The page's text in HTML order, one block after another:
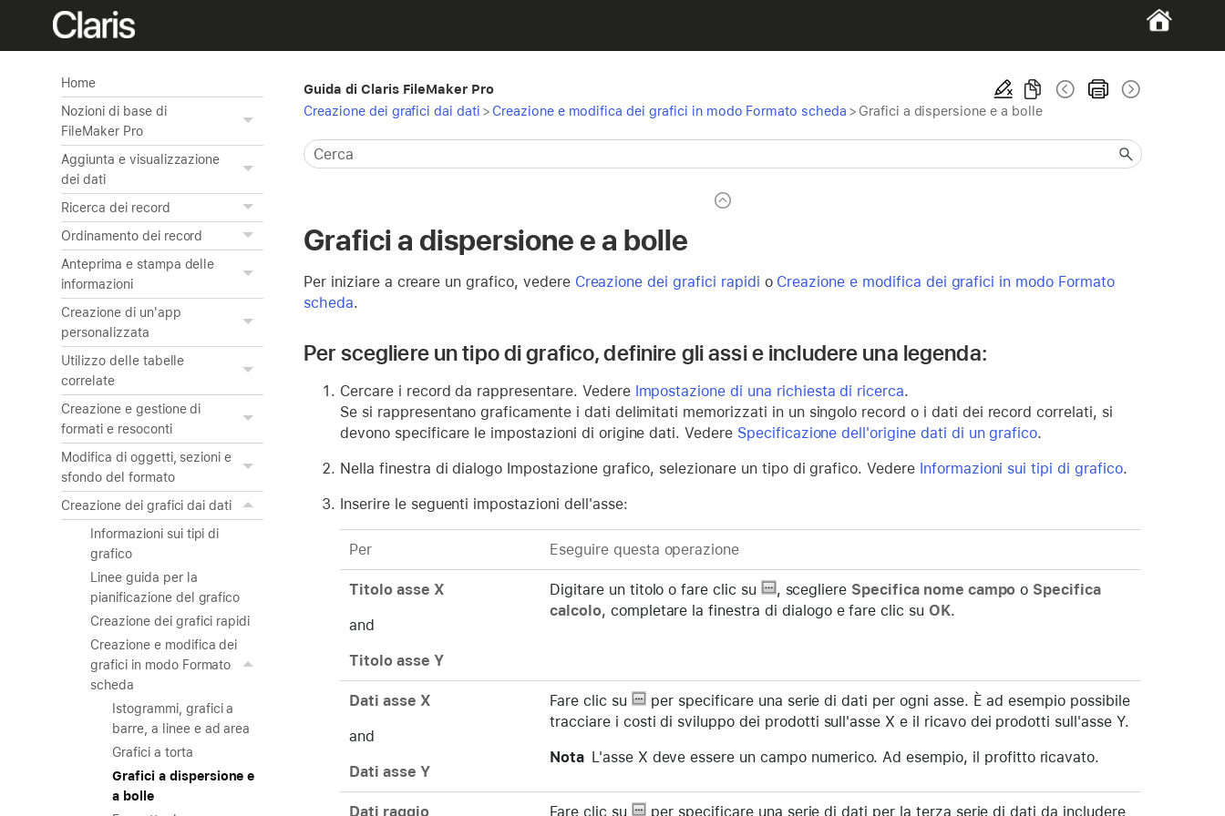
Home
Nozioni di base di
FileMaker Pro
Aggiunta e visualizzazione
dei dati
Ricerca dei record
Ordinamento dei record
Anteprima e stampa delle
informazioni
Creazione di un'app
personalizzata
Utilizzo delle tabelle
correlate
Creazione e gestione di
formati e resoconti
Modifica di oggetti, sezioni e
sfondo del formato
Creazione dei grafici dai dati
Informazioni sui tipi di
grafico
Linee guida per la
pianificazione del grafico
Creazione dei grafici rapidi
Creazione e modifica dei
grafici in modo Formato
scheda
Istogrammi, grafici a
barre, a linee e ad area
Grafici a torta
Grafici a dispersione e
a bolle
Guida di Claris FileMaker Pro
Creazione dei grafici dai dati > Creazione e modifica dei grafici in modo Formato scheda > Grafici a dispersione e a bolle
Grafici a dispersione e a bolle
Per iniziare a creare un grafico, vedere Creazione dei grafici rapidi o Creazione e modifica dei grafici in modo Formato
scheda.
Per scegliere un tipo di grafico, definire gli assi e includere una legenda:
Cercare i record da rappresentare. Vedere Impostazione di una richiesta di ricerca.
Se si rappresentano graficamente i dati delimitati memorizzati in un singolo record o i dati dei record correlati, si
devono specificare le impostazioni di origine dati. Vedere Specificazione dell'origine dati di un grafico.
Nella finestra di dialogo Impostazione grafico, selezionare un tipo di grafico. Vedere Informazioni sui tipi di grafico.
Inserire le seguenti impostazioni dell'asse:
Per Eseguire questa operazione
Titolo asse X
and
Titolo asse Y
Digitare un titolo o fare clic su , scegliere Specifica nome campo o Specifica
calcolo, completare la finestra di dialogo e fare clic su OK.
Dati asse X
and
Dati asse Y
Fare clic su
per specificare una serie di dati per ogni asse. È ad esempio possibile
tracciare i costi di sviluppo dei prodotti sull'asse X e il ricavo dei prodotti sull'asse Y.
Nota L'asse X deve essere un campo numerico. Ad esempio, il profitto ricavato.
Dati raggio Fare clic su per specificare una serie di dati per la terza serie di dati da includere